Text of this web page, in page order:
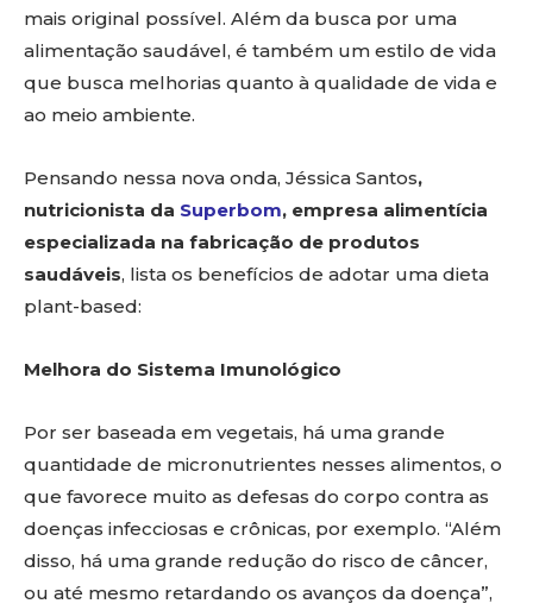
mais original possível. Além da busca por uma
alimentação saudável, é também um estilo de vida
que busca melhorias quanto à qualidade de vida e
ao meio ambiente.
Pensando nessa nova onda, Jéssica Santos,
nutricionista da Superbom, empresa alimentícia
especializada na fabricação de produtos
saudáveis, lista os benefícios de adotar uma dieta
plant-based:
Melhora do Sistema Imunológico
Por ser baseada em vegetais, há uma grande
quantidade de micronutrientes nesses alimentos, o
que favorece muito as defesas do corpo contra as
doenças infecciosas e crônicas, por exemplo. “Além
disso, há uma grande redução do risco de câncer,
ou até mesmo retardando os avanços da doença”,